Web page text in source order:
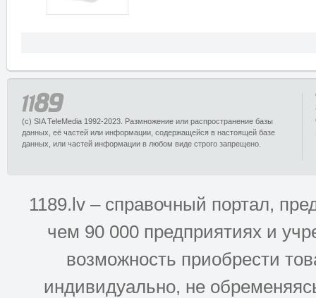
(c) SIA TeleMedia 1992-2023. Размножение или распространение базы
данных, её частей или информации, содержащейся в настоящей базе
данных, или частей информации в любом виде строго запрещено.
1189.lv – справочный портал,
чем 90 000 предприятиях и
возможность приобрести
индивидуально, не